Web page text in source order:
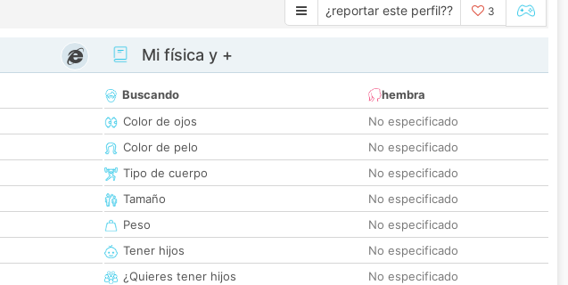
¿reportar este perfil?? 3
Mi física y +
Buscando
hembra
Color de ojos
No especificado
Color de pelo
No especificado
Tipo de cuerpo
No especificado
Tamaño
No especificado
Peso
No especificado
Tener hijos
No especificado
¿Quieres tener hijos
No especificado